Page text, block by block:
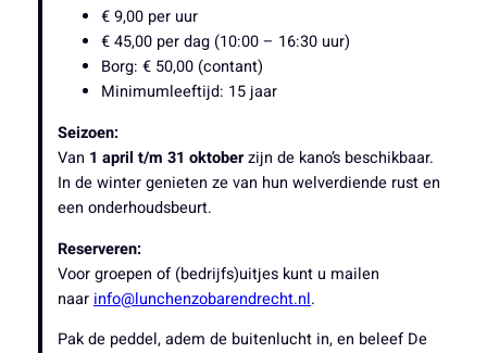
€ 9,00 per uur
€ 45,00 per dag (10:00 – 16:30 uur)
Borg: € 50,00 (contant)
Minimumleeftijd: 15 jaar
Seizoen:
Van 1 april t/m 31 oktoberzijn de kano’s beschikbaar.
In de winter genieten ze van hun welverdiende rust en
een onderhoudsbeurt.
Reserveren:
Voor groepen of (bedrijfs)uitjes kunt u mailen
naar info@lunchenzobarendrecht.nl.
Pak de peddel, adem de buitenlucht in, en beleef De